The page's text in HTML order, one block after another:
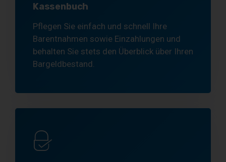
Kassenbuch
Pflegen Sie einfach und schnell Ihre
Barentnahmen sowie Einzahlungen und
behalten Sie stets den Überblick über Ihren
Bargeldbestand.